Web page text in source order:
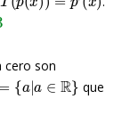
cero son
{a|a∈R }
que